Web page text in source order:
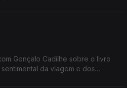
Gonçalo Cadilhe sobre o livro
da viagem e dos